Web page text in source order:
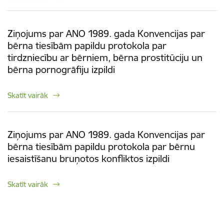
Ziņojums par ANO 1989. gada Konvencijas par
bērna tiesībām papildu protokola par
tirdzniecību ar bērniem, bērna prostitūciju un
bērna pornogrāfiju izpildi
Skatīt vairāk
Ziņojums par ANO 1989. gada Konvencijas par
bērna tiesībām papildu protokola par bērnu
iesaistīšanu bruņotos konfliktos izpildi
Skatīt vairāk